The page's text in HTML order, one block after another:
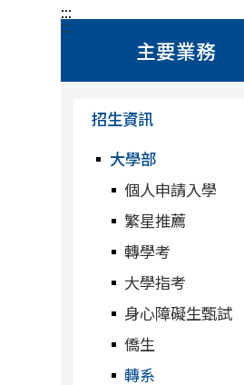
:::
主要業務
招生資訊
大學部
個人申請入學
繁星推薦
轉學考
大學指考
身心障礙生甄試
僑生
轉系
:::